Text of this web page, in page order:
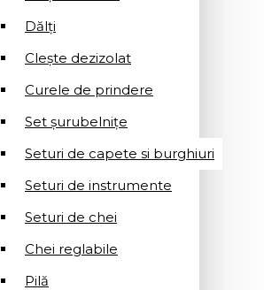
Dălți
Clește dezizolat
Curele de prindere
Set șurubelnițe
Seturi de capete si burghiuri
Seturi de instrumente
Seturi de chei
Chei reglabile
Pilă